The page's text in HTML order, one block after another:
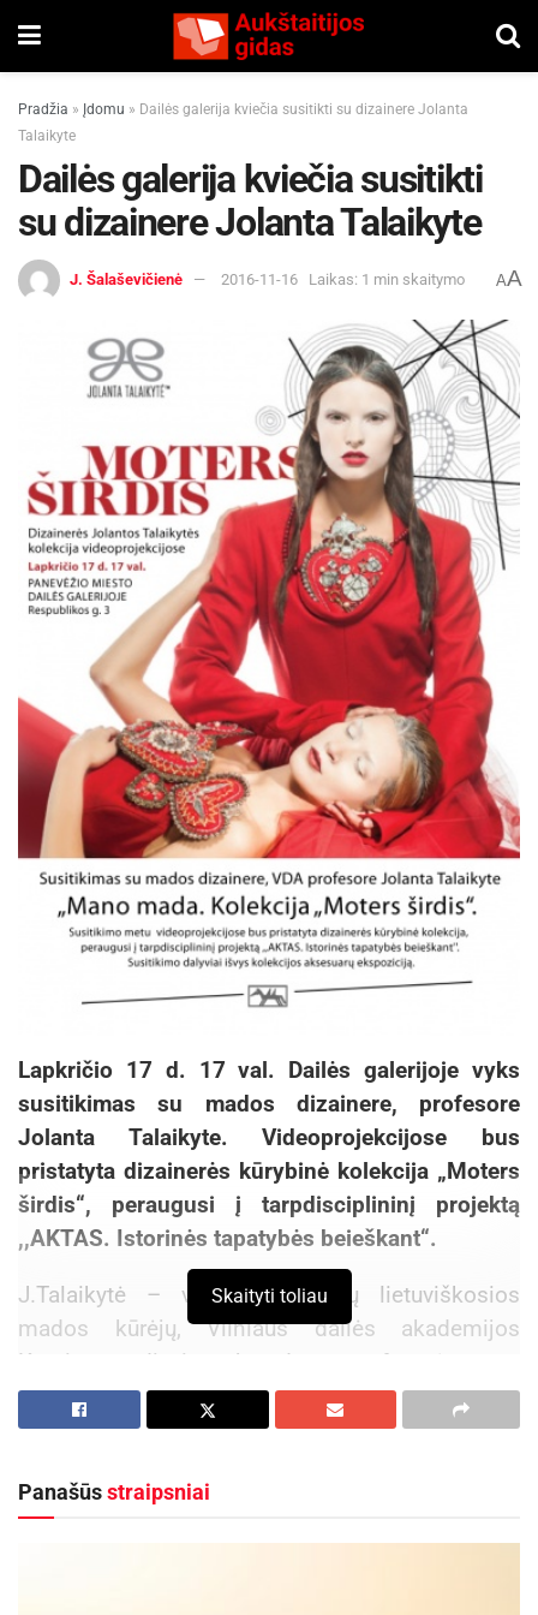
Pradžia » Įdomu » Dailės galerija kviečia susitikti su dizainere Jolanta
Talaikyte
Dailės galerija kviečia susitikti
su dizainere Jolanta Talaikyte
J. Šalaševičienė 2016-11-16 Laikas: 1 min skaitymo AA
Lapkričio 17 d. 17 val. Dailės galerijoje vyks
susitikimas su mados dizainere, profesore
Jolanta Talaikyte. Videoprojekcijose bus
pristatyta dizainerės kūrybinė kolekcija „Moters
širdis“, peraugusi į tarpdisciplininį projektą
,,AKTAS. Istorinės tapatybės beieškant“.
J.Talaikytė – viena garsiausių lietuviškosios
mados kūrėjų, Vilniaus dailės akademijos
Kostiumo dizaino katedros profesorė, savo
kūryboje originaliai interpretuojanti Lietuvos
istorijos tarpsniuose besikeitusį moters
kelionė laiku, kviečianti prisiminti svarbiausius
Skaityti toliau
Panašūsstraipsniai